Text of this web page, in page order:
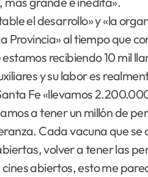
el desarrollo» y «la
Provincia» al tiempo que
recibiendo 10 mil
y su labor es
Fe «llevamos
a tener un millón de
Cada vacuna que se
volver a tener las
abiertos, esto me